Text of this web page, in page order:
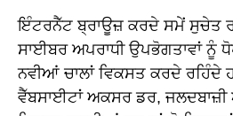
ਇੰਟਰਨੈੱਟ ਬ੍ਰਾਊਜ਼ ਕਰਦੇ ਸਮੇਂ ਸੁਚੇਤ
ਸਾਈਬਰ ਅਪਰਾਧੀ ਉਪਭੋਗਤਾਵਾਂ ਨੂੰ
ਨਵੀਆਂ ਚਾਲਾਂ ਵਿਕਸਤ ਕਰਦੇ ਰਹਿੰਦੇ
ਵੈੱਬਸਾਈਟਾਂ ਅਕਸਰ ਡਰ,